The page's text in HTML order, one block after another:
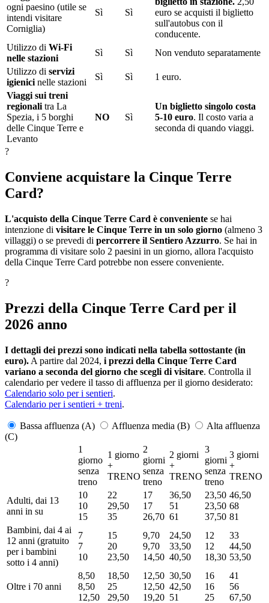
ogni paesino (utile se
intendi visitare
Corniglia)
Sì Sì
euro se acquisti il biglietto
sull'autobus con il
conducente.
Utilizzo di Wi-Fi
nelle stazioni
Sì Sì
Non venduto separatamente
Utilizzo di servizi
igienici nelle stazioni
Sì Sì
1 euro.
Viaggi sui treni
regionali tra La
Spezia, i 5 borghi
delle Cinque Terre e
Levanto
NO Sì
Un biglietto singolo costa
5-10 euro. Il costo varia a
seconda di quando viaggi.
?
Conviene acquistare la Cinque Terre
Card?
L'acquisto della Cinque Terre Card è conveniente se hai
intenzione di visitare le Cinque Terre in un solo giorno (almeno 3
villaggi) o se prevedi di percorrere il Sentiero Azzurro. Se hai in
programma di visitare solo 2 paesini in un giorno, allora l'acquisto
della Cinque Terre Card potrebbe non essere conveniente.
?
Prezzi della Cinque Terre Card per il
2026 anno
I dettagli dei prezzi sono indicati nella tabella sottostante (in
euro). A partire dal 2024, i prezzi della Cinque Terre Card
variano a seconda del giorno che scegli di visitare. Controlla il
calendario per vedere il tasso di affluenza per il giorno desiderato:
Calendario solo per i sentieri.
Calendario per i sentieri + treni.
Bassa affluenza (A) Affluenza media (B)
Alta affluenza
(C)
1
giorno
senza
treno
1 giorno
+
TRENO
2
giorni
senza
treno
2 giorni
+
TRENO
3
giorni
senza
treno
3 giorni
+
TRENO
Adulti, dai 13
anni in su
10
10
15
22
29,50
35
17
17
26,70
36,50
51
61
23,50
23,50
37,50
46,50
68
81
Bambini, dai 4 ai
12 anni (gratuito
per i bambini
sotto i 4 anni)
7
7
10
15
20
23,50
9,70
9,70
14,50
24,50
33,50
40,50
12
12
18,30
33
44,50
53,50
Oltre i 70 anni
8,50
8,50
12,50
18,50
25
29,50
12,50
12,50
19,20
30,50
42,50
51
16
16
25
41
56
67,50